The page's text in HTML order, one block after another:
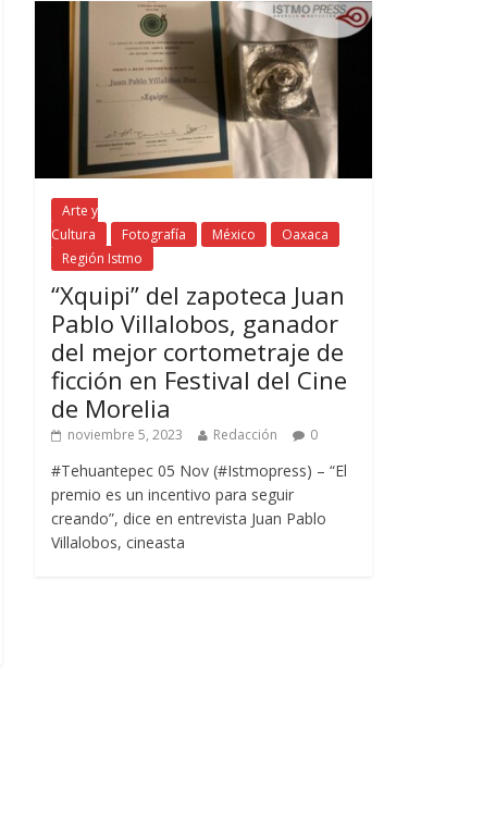
Arte y
Cultura
Fotografía México
Oaxaca
Región Istmo
“Xquipi” del zapoteca Juan
Pablo Villalobos, ganador
del mejor cortometraje de
ficción en Festival del Cine
de Morelia
noviembre 5, 2023 Redacción 0
#Tehuantepec 05 Nov (#Istmopress) – “El
premio es un incentivo para seguir
creando”, dice en entrevista Juan Pablo
Villalobos, cineasta